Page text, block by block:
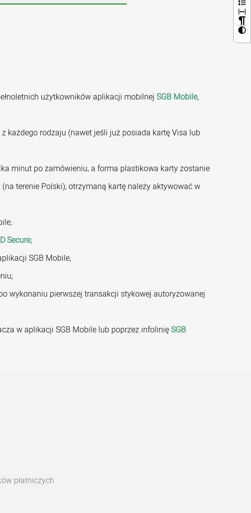
użytkowników aplikacji mobilnej SGB Mobile,
z każdego rodzaju (nawet jeśli już posiada kartę Visa lub
minut po zamówieniu, a forma plastikowa karty zostanie
terenie Polski); otrzymaną kartę należy aktywować w
Secure;
SGB Mobile;
wykonaniu pierwszej transakcji stykowej autoryzowanej
w aplikacji SGB Mobile lub poprzez infolinięSGB
płatniczych